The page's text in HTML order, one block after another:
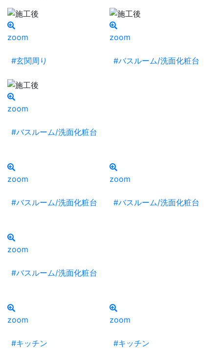
zoom
#玄関周り
zoom
#バスルーム/洗面化粧台
zoom
#バスルーム/洗面化粧台
zoom
#バスルーム/洗面化粧台
zoom
#バスルーム/洗面化粧台
zoom
#バスルーム/洗面化粧台
zoom
#キッチン
zoom
#キッチン